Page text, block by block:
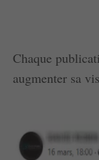
Chaque
augmenter sa